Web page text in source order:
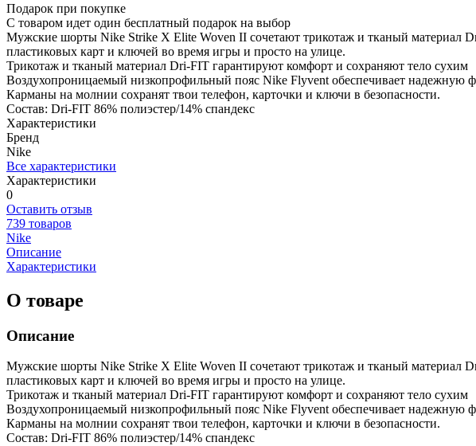
Подарок при покупке
С товаром идет один бесплатный подарок на выбор
Мужские шорты Nike Strike X Elite Woven II сочетают трикотаж и тканый материал
пластиковых карт и ключей во время игры и просто на улице.
Трикотаж и тканый материал Dri-FIT гарантируют комфорт и сохраняют тело сухим
Воздухопроницаемый низкопрофильный пояс Nike Flyvent обеспечивает надежную
Карманы на молнии сохранят твои телефон, карточки и ключи в безопасности.
Состав: Dri-FIT 86% полиэстер/14% спандекс
Характеристики
Бренд
Nike
Все характеристики
Характеристики
0
Оставить отзыв
739 товаров
Nike
Описание
Характеристики
О товаре
Описание
Мужские шорты Nike Strike X Elite Woven II сочетают трикотаж и тканый материал
пластиковых карт и ключей во время игры и просто на улице.
Трикотаж и тканый материал Dri-FIT гарантируют комфорт и сохраняют тело сухим
Воздухопроницаемый низкопрофильный пояс Nike Flyvent обеспечивает надежную
Карманы на молнии сохранят твои телефон, карточки и ключи в безопасности.
Состав: Dri-FIT 86% полиэстер/14% спандекс